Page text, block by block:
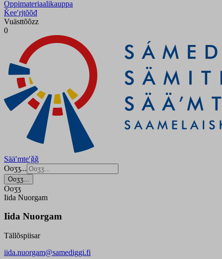
Oppimateriaalikauppa
Ǩeeʹrjtõõđ
Vuästtõõzz
0
Sääʹmteʹǧǧ
Ooʒʒ...
Ooʒʒ...
Ooʒʒ
Iida Nuorgam
Iida Nuorgam
Tällõspiisar
iida.nuorgam@samediggi.fi